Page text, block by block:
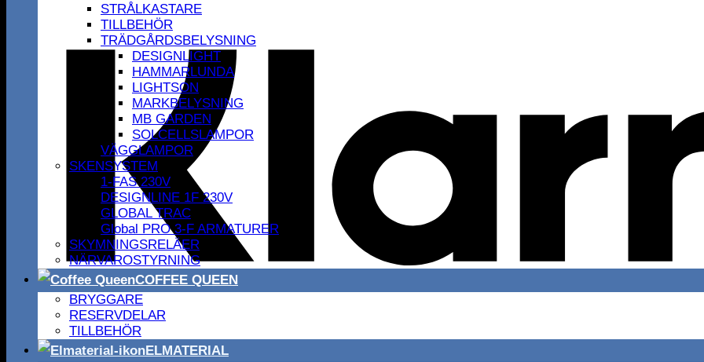
STRÅLKASTARE
TILLBEHÖR
TRÄDGÅRDSBELYSNING
DESIGNLIGHT
HAMMARLUNDA
LIGHTSON
MARKBELYSNING
MB GARDEN
SOLCELLSLAMPOR
VÄGGLAMPOR
SKENSYSTEM
1-FAS 230V
DESIGNLINE 1F 230V
GLOBAL TRAC
Global PRO 3-F ARMATURER
SKYMNINGSRELÄER
NÄRVAROSTYRNING
COFFEE QUEEN
BRYGGARE
RESERVDELAR
TILLBEHÖR
ELMATERIAL